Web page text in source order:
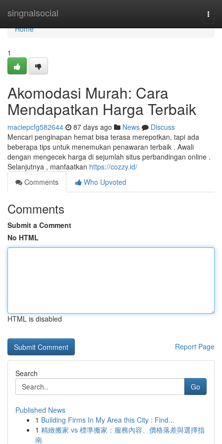
singnalsocial
Home
Home
1
Akomodasi Murah: Cara
Mendapatkan Harga Terbaik
maciepcfg582644 87 days ago News
Discuss
Mencari penginapan hemat bisa terasa merepotkan, tapi ada
beberapa tips untuk menemukan penawaran terbaik . Awali
dengan mengecek harga di sejumlah situs perbandingan online .
Selanjutnya , manfaatkan https://cozzy.id/
Comments
Who Upvoted
Comments
Submit a Comment
No HTML
HTML is disabled
Report Page
Search
Go
Published News
1 Building Firms In My Area this City : Find...
1 精緻搬家 vs 標準搬家：服務內容、價格落差與選擇指
南